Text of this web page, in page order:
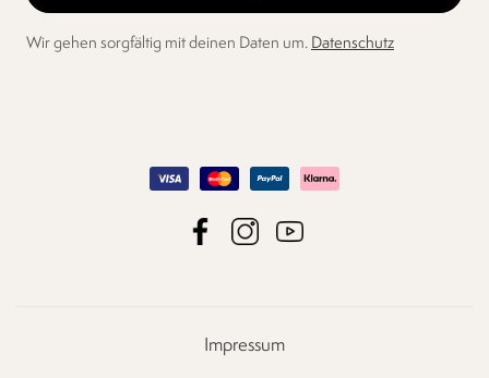
Wir gehen sorgfältig mit deinen Daten um. Datenschutz
Impressum